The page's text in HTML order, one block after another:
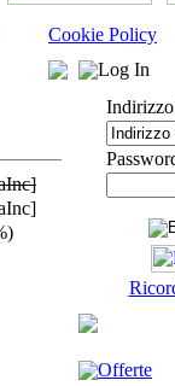
Cookie Policy
Log In
Offerte